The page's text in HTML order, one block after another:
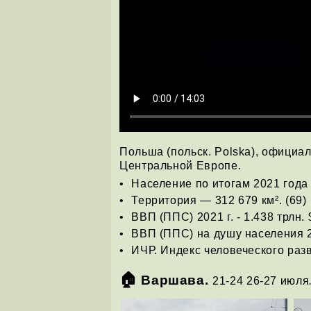
Польша (польск. Polska),
Центральной Европе.
Население по итогам 2021
Территория — 312 679 км². (69)
ВВП (ППС) 2021 г. - 1.438 трлн.
ВВП (ППС) на душу населения
ИЧР. Индекс человеческого
🏠 Варшава. 21-24 26-27 июля